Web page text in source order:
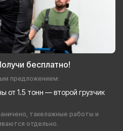
бесплатно!
предложением:
от 1.5 тонн — второй грузчик
такелажные работы и
отдельно.